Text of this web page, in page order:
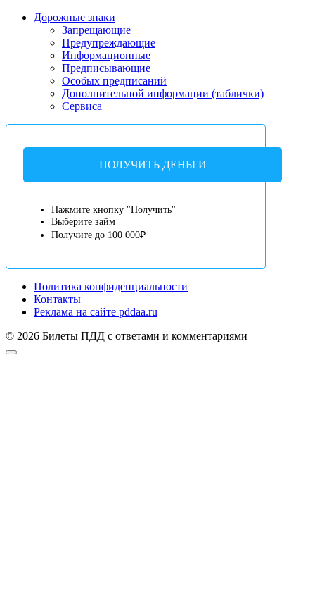
Дорожные знаки
Запрещающие
Предупреждающие
Информационные
Предписывающие
Особых предписаний
Дополнительной информации (таблички)
Сервиса
ПОЛУЧИТЬ ДЕНЬГИ
Нажмите кнопку "Получить"
Выберите займ
Получите до 100 000₽
Политика конфиденциальности
Контакты
Реклама на сайте pddaa.ru
© 2026 Билеты ПДД с ответами и комментариями